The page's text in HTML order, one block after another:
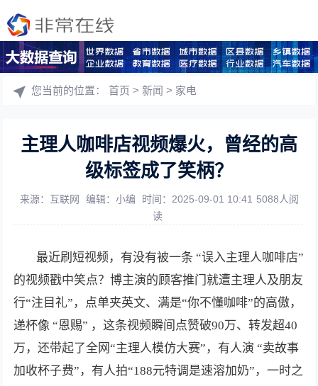
您当前的位置：首页 >新闻 > 家电
主理人咖啡店视频爆火，曾经的高
级标签成了笑柄？
来源：互联网 编辑：小编 时间：2025-09-01 10:41 5088人阅
读
最近刷短视频，有没有被一条 “误入主理人咖啡店”
的视频戳中笑点？博主演的顾客推门就遭主理人及朋友
行“注目礼”，点单夹英文、满是“你不懂咖啡”的高傲，
递杯像 “恩赐” ，这条视频瞬间点赞破90万、转发超40
万，还带起了全网“主理人模仿大赛”，有人演 “卖故事
加收杯子费”，有人拍“188元特调是速溶加奶”，一时之